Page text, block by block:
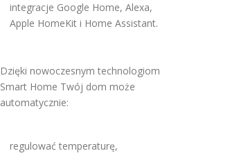
integracje Google Home, Alexa,
Apple HomeKit i Home Assistant.
Dzięki nowoczesnym technologiom
Smart Home Twój dom może
automatycznie:
regulować temperaturę,